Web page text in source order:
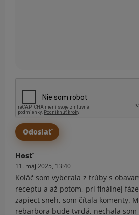
Hosť
11. máj 2025, 13:40
Koláč som vyberala z trúby s
receptu a až potom, pri finálnej
zapiect sneh, som čítala komenty.
rebarbora bude tvrdá, nechala